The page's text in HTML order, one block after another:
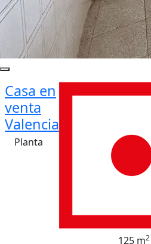
Casa en
venta
Valencia
Planta
125 m2